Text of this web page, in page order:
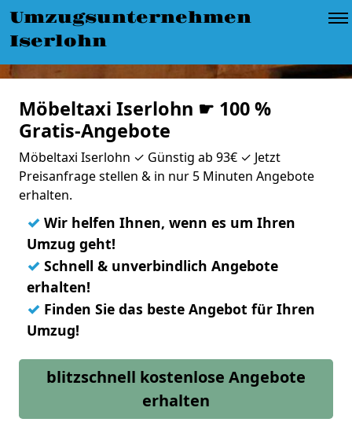
Umzugsunternehmen
Iserlohn
Möbeltaxi Iserlohn ☛ 100 %
Gratis-Angebote
Möbeltaxi Iserlohn ✓ Günstig ab 93€ ✓ Jetzt
Preisanfrage stellen & in nur 5 Minuten Angebote
erhalten.
✓ Wir helfen Ihnen, wenn es um Ihren
Umzug geht!
✓ Schnell & unverbindlich Angebote
erhalten!
✓ Finden Sie das beste Angebot für Ihren
Umzug!
blitzschnell kostenlose Angebote
erhalten